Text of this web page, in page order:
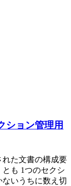
ション管理用
た文書の構成要
も 1つのセクシ
いうちに数え切